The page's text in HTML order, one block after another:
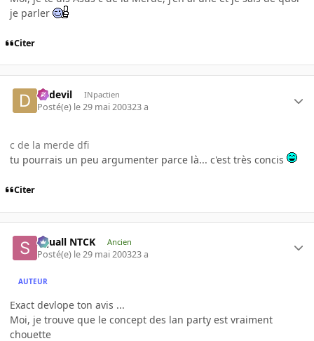
je parler
Citer
dadevil INpactien
Posté(e) le 29 mai 200323 a
c de la merde dfi
tu pourrais un peu argumenter parce là... c'est très concis
Citer
Squall NTCK Ancien
Posté(e) le 29 mai 200323 a
AUTEUR
Exact devlope ton avis ...
Moi, je trouve que le concept des lan party est vraiment
chouette